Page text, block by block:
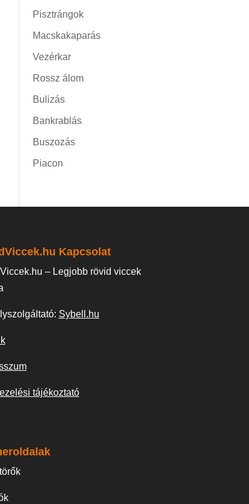
Pisztrángok
Macskakaparás
Vezérkar
Rossz álom
Bulizás
Bankrablás
Buszozás
Piacon
Kapcsolat
– Legjobb rövid viccek
Sybell.hu
tájékoztató